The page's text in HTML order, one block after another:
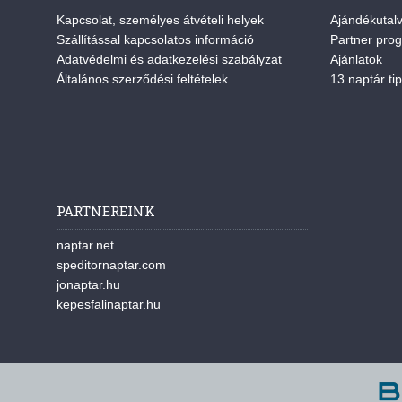
Kapcsolat, személyes átvételi helyek
Szállítással kapcsolatos információ
Adatvédelmi és adatkezelési szabályzat
Általános szerződési feltételek
Partner
Ajánlatok
13 naptár
PARTNEREINK
naptar.net
speditornaptar.com
jonaptar.hu
kepesfalinaptar.hu